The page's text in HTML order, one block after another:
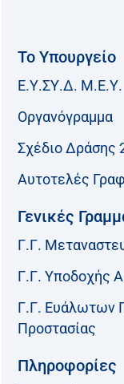
Το Υπουργείο
Ε.Υ.ΣΥ.Δ. Μ.Ε.Υ.
Οργανόγραμμα
Σχέδιο Δράσης
Αυτοτελές
Γενικές
Γ.Γ.
Γ.Γ. Υποδοχής
Γ.Γ. Ευάλωτων
Προστασίας
Πληροφορίες